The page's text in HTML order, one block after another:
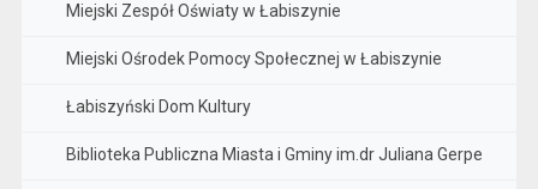
Miejski Zespół Oświaty w Łabiszynie
Miejski Ośrodek Pomocy Społecznej w Łabiszynie
Łabiszyński Dom Kultury
Biblioteka Publiczna Miasta i Gminy im.dr Juliana Gerpe